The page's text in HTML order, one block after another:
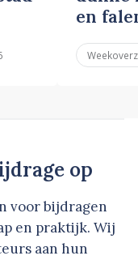
en
op
voor bijdragen
en praktijk. Wij
aan hun